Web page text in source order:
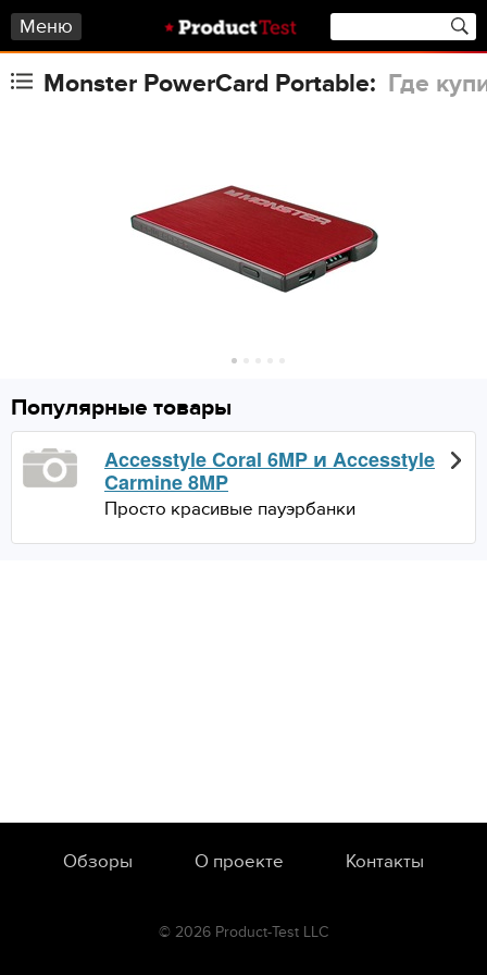
Меню
Monster PowerCard Portable: Где
Популярные товары
Accesstyle Coral 6MP и Accesstyle
Carmine 8MP
Просто красивые пауэрбанки
Обзоры О проекте Контакты
© 2026 Product-Test LLC